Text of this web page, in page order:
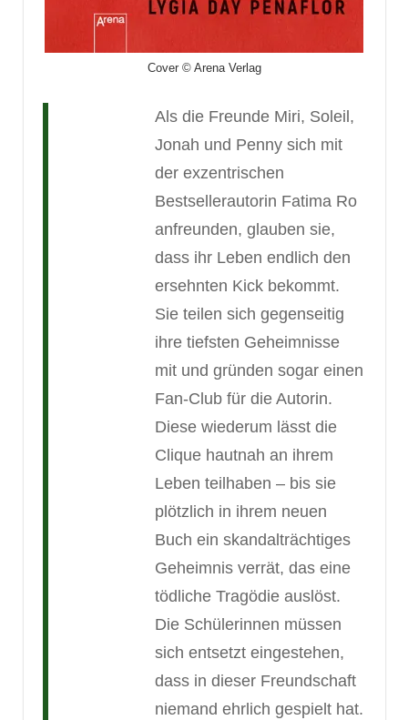
Cover © Arena Verlag
Als die Freunde Miri, Soleil,
Jonah und Penny sich mit
der exzentrischen
Bestsellerautorin Fatima Ro
anfreunden, glauben sie,
dass ihr Leben endlich den
ersehnten Kick bekommt.
Sie teilen sich gegenseitig
ihre tiefsten Geheimnisse
mit und gründen sogar einen
Fan-Club für die Autorin.
Diese wiederum lässt die
Clique hautnah an ihrem
Leben teilhaben – bis sie
plötzlich in ihrem neuen
Buch ein skandalträchtiges
Geheimnis verrät, das eine
tödliche Tragödie auslöst.
Die Schülerinnen müssen
sich entsetzt eingestehen,
dass in dieser Freundschaft
niemand ehrlich gespielt hat.